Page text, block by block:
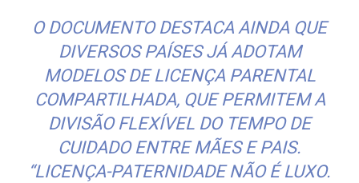
O DOCUMENTO DESTACA AINDA QUE
DIVERSOS PAÍSES JÁ ADOTAM
MODELOS DE LICENÇA PARENTAL
COMPARTILHADA, QUE PERMITEM A
DIVISÃO FLEXÍVEL DO TEMPO DE
CUIDADO ENTRE MÃES E PAIS.
“LICENÇA-PATERNIDADE NÃO É LUXO.